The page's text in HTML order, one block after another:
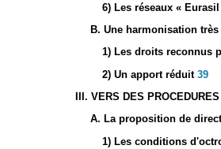
6) Les réseaux «
B. Une harmonisation
1) Les droits reconnus
2) Un apport réduit39
III. VERS DES
A. La proposition de
1) Les conditions